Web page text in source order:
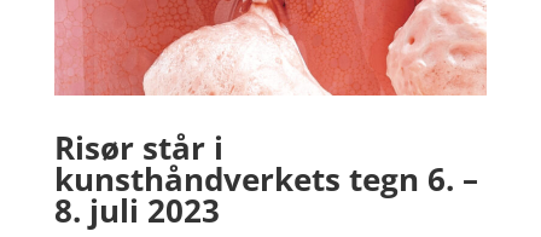
Risør står i
kunsthåndverkets tegn 6. –
8. juli 2023